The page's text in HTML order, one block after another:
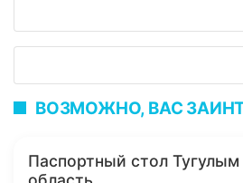
ВОЗМОЖНО, ВАС
Паспортный стол